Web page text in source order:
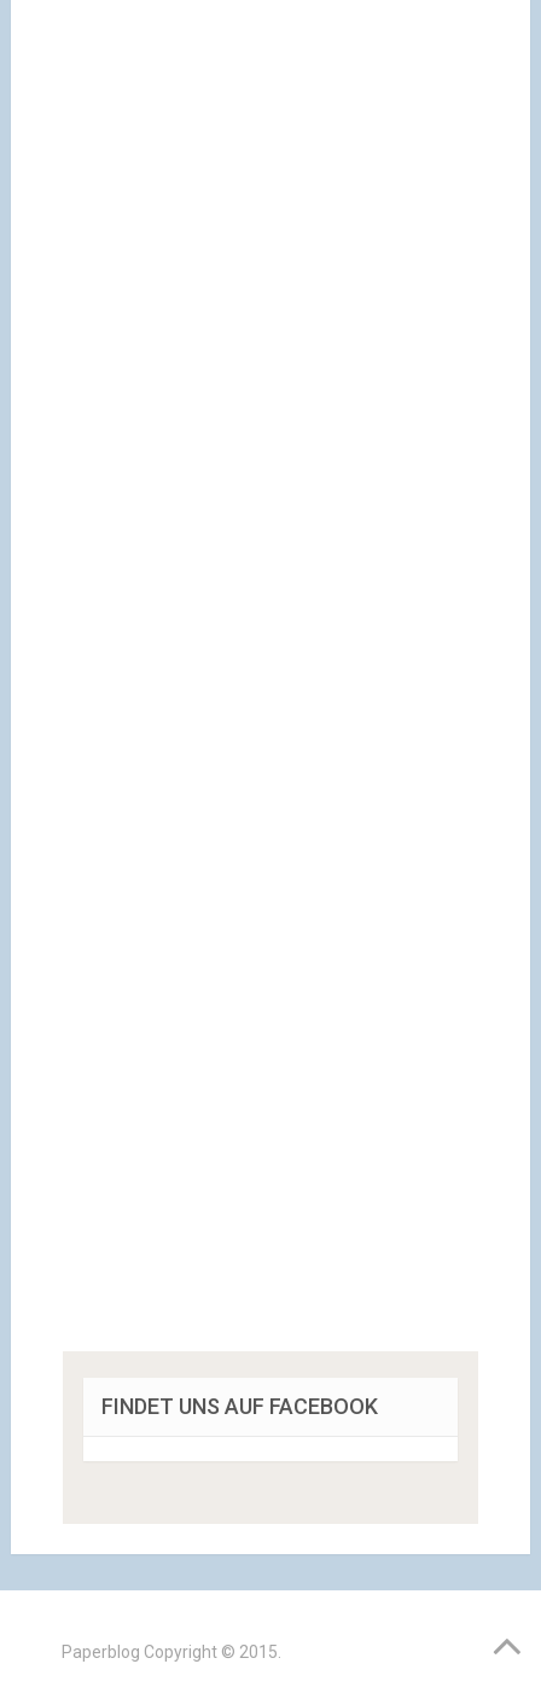
FINDET UNS AUF FACEBOOK
Paperblog Copyright © 2015.